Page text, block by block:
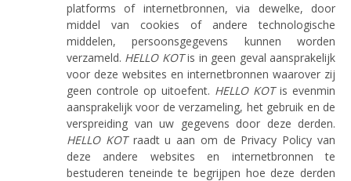
platforms of internetbronnen, via dewelke, door
middel van cookies of andere technologische
middelen, persoonsgegevens kunnen worden
verzameld. HELLO KOTis in geen geval aansprakelijk
voor deze websites en internetbronnen waarover zij
geen controle op uitoefent. HELLO KOTis evenmin
aansprakelijk voor de verzameling, het gebruik en de
verspreiding van uw gegevens door deze derden.
HELLO KOTraadt u aan om de Privacy Policy van
deze andere websites en internetbronnen te
bestuderen teneinde te begrijpen hoe deze derden